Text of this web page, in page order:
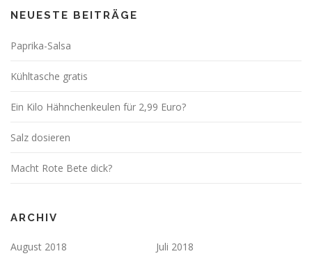
NEUESTE BEITRÄGE
Paprika-Salsa
Kühltasche gratis
Ein Kilo Hähnchenkeulen für 2,99 Euro?
Salz dosieren
Macht Rote Bete dick?
ARCHIV
August 2018
Juli 2018